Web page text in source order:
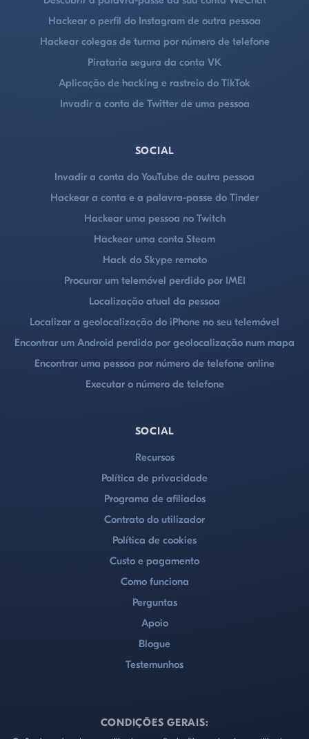
Hackear o perfil do Instagram de outra pessoa
Hackear colegas de turma por número de telefone
Pirataria segura da conta VK
Aplicação de hacking e rastreio do TikTok
Invadir a conta de Twitter de uma pessoa
SOCIAL
Invadir a conta do YouTube de outra pessoa
Hackear a conta e a palavra-passe do Tinder
Hackear uma pessoa no Twitch
Hackear uma conta Steam
Hack do Skype remoto
Procurar um telemóvel perdido por IMEI
Localização atual da pessoa
Localizar a geolocalização do iPhone no seu telemóvel
Encontrar um Android perdido por geolocalização num mapa
Encontrar uma pessoa por número de telefone online
Executar o número de telefone
SOCIAL
Recursos
Política de privacidade
Programa de afiliados
Contrato do utilizador
Política de cookies
Custo e pagamento
Como funciona
Perguntas
Apoio
Blogue
Testemunhos
CONDIÇÕES GERAIS: